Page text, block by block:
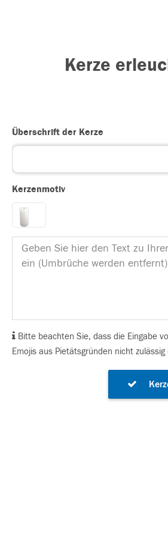
Kerze
Überschrift der Kerze
Kerzenmotiv
Bitte beachten Sie, dass die Eingabe
Emojis aus Pietätsgründen nicht zulässig